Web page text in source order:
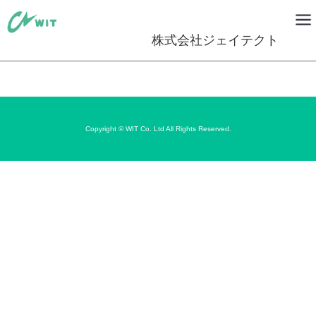
株式会社ジェイテクト
Copyright © WIT Co. Ltd All Rights Reserved.